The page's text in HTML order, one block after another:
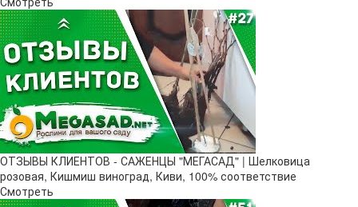
ОТЗЫВЫ КЛИЕНТОВ - САЖЕНЦЫ "МЕГАСАД" | Шелковица
розовая, Кишмиш виноград, Киви, 100% соответствие
Смотреть